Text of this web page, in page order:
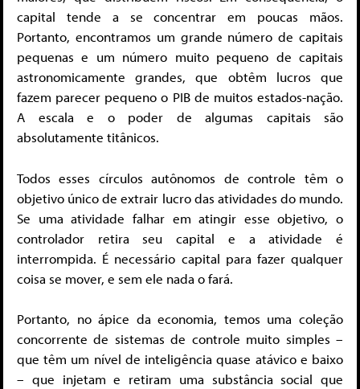
capital tende a se concentrar em poucas mãos.
Portanto, encontramos um grande número de capitais
pequenas e um número muito pequeno de capitais
astronomicamente grandes, que obtêm lucros que
fazem parecer pequeno o PIB de muitos estados-nação.
A escala e o poder de algumas capitais são
absolutamente titânicos.
Todos esses círculos autônomos de controle têm o
objetivo único de extrair lucro das atividades do mundo.
Se uma atividade falhar em atingir esse objetivo, o
controlador retira seu capital e a atividade é
interrompida. É necessário capital para fazer qualquer
coisa se mover, e sem ele nada o fará.
Portanto, no ápice da economia, temos uma coleção
concorrente de sistemas de controle muito simples –
que têm um nível de inteligência quase atávico e baixo
– que injetam e retiram uma substância social que